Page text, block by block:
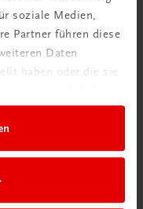
soziale Medien,
Partner führen diese
Daten
haben oder die sie
GmbH
Linz
58 69 41